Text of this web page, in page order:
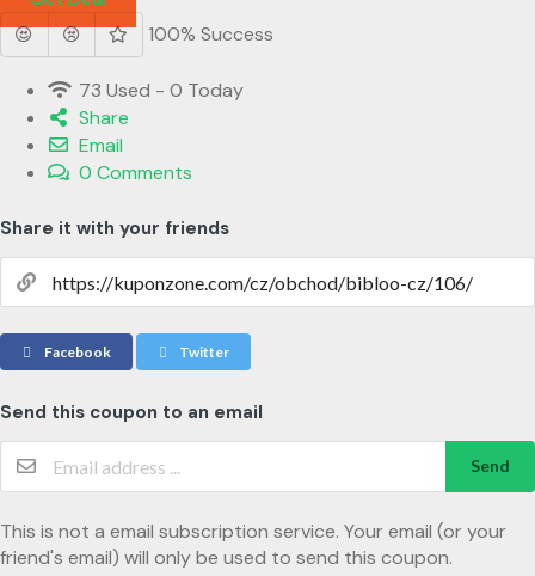
100% Success
73 Used - 0 Today
Share
Email
0 Comments
Share it with your friends
Facebook Twitter
Send this coupon to an email
Send
This is not a email subscription service. Your email (or your
friend's email) will only be used to send this coupon.